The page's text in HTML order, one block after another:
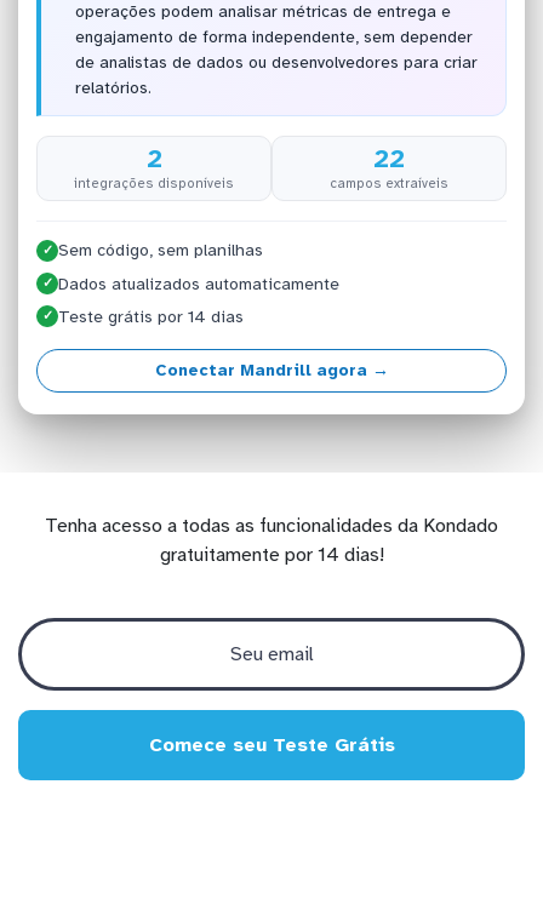
operações podem analisar métricas de entrega e
engajamento de forma independente, sem depender
de analistas de dados ou desenvolvedores para criar
relatórios.
2
integrações disponíveis
22
campos extraíveis
✓ Sem código, sem planilhas
✓ Dados atualizados automaticamente
✓ Teste grátis por 14 dias
Conectar Mandrill agora →
Tenha acesso a todas as funcionalidades da Kondado
gratuitamente por 14 dias!
Comece seu Teste Grátis